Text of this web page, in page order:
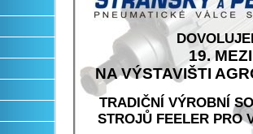
19.
NA VÝSTAVIŠTI
TRADIČNÍ VÝROBNÍ
STROJŮ FEELER PRO